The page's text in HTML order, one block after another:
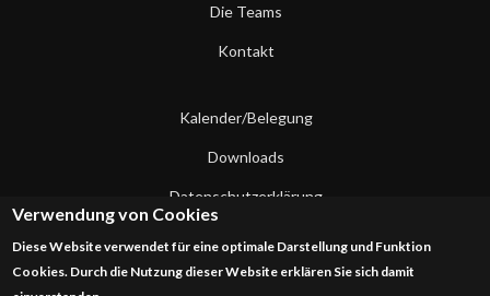
Die Teams
Kontakt
Kalender/Belegung
Downloads
Datenschutzerklärung
Kontakt
Verwendung von Cookies
Diese Website verwendet für eine optimale Darstellung und Funktion
Cookies. Durch die Nutzung dieser Website erklären Sie sich damit